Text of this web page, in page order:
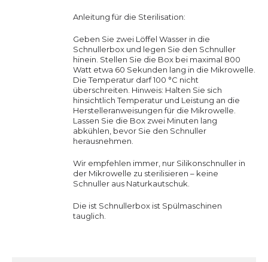
Anleitung für die Sterilisation:
Geben Sie zwei Löffel Wasser in die
Schnullerbox und legen Sie den Schnuller
hinein. Stellen Sie die Box bei maximal 800
Watt etwa 60 Sekunden lang in die Mikrowelle.
Die Temperatur darf 100 °C nicht
überschreiten. Hinweis: Halten Sie sich
hinsichtlich Temperatur und Leistung an die
Herstelleranweisungen für die Mikrowelle.
Lassen Sie die Box zwei Minuten lang
abkühlen, bevor Sie den Schnuller
herausnehmen.
Wir empfehlen immer, nur Silikonschnuller in
der Mikrowelle zu sterilisieren – keine
Schnuller aus Naturkautschuk.
Die ist Schnullerbox ist Spülmaschinen
tauglich.